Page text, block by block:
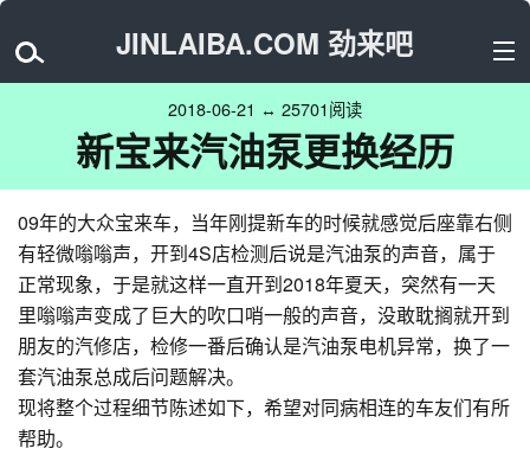
JINLAIBA.COM 劲来吧
2018-06-21 ↔ 25701阅读
新宝来汽油泵更换经历
09年的大众宝来车，当年刚提新车的时候就感觉后座靠右侧
有轻微嗡嗡声，开到4S店检测后说是汽油泵的声音，属于
正常现象，于是就这样一直开到2018年夏天，突然有一天
里嗡嗡声变成了巨大的吹口哨一般的声音，没敢耽搁就开到
朋友的汽修店，检修一番后确认是汽油泵电机异常，换了一
套汽油泵总成后问题解决。
现将整个过程细节陈述如下，希望对同病相连的车友们有所
帮助。